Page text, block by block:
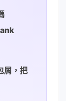
屑，把